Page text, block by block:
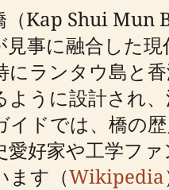
（Kap Shui Mun
見事に融合した
にランタウ島と
ように設計され
イドでは、橋の
愛好家や工学フ
ます（Wikipedia